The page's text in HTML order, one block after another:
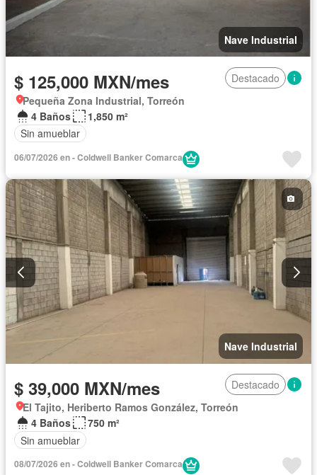
Nave Industrial
$ 125,000 MXN/mes
Destacado
Pequeña Zona Industrial, Torreón
4 Baños
1,850 m²
Sin amueblar
06/07/2026 en - Coldwell Banker Comarca
Nave Industrial
$ 39,000 MXN/mes
Destacado
El Tajito, Heriberto Ramos González, Torreón
4 Baños
750 m²
Sin amueblar
08/07/2026 en - Coldwell Banker Comarca